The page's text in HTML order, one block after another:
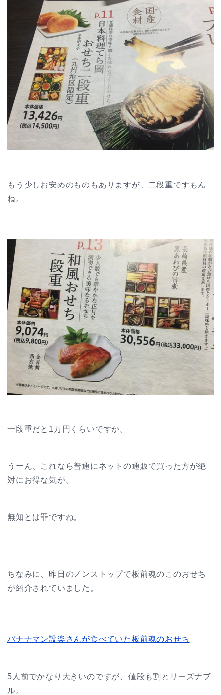
もう少しお安めのものもありますが、二段重ですもん
ね。
一段重だと1万円くらいですか。
うーん、これなら普通にネットの通販で買った方が絶
対にお得な気が。
無知とは罪ですね。
ちなみに、昨日のノンストップで板前魂のこのおせち
が紹介されていました。
バナナマン設楽さんが食べていた板前魂のおせち
5人前でかなり大きいのですが、値段も割とリーズナブ
ル。